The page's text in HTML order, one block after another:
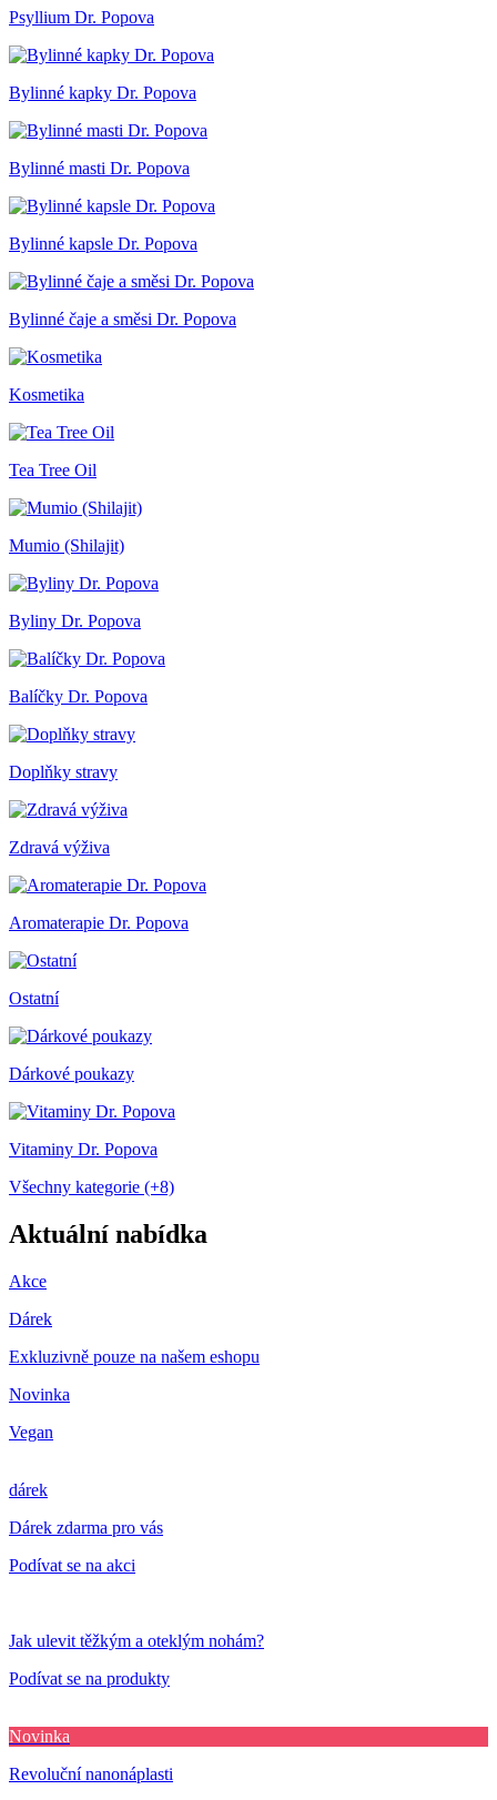
Psyllium Dr. Popova
Bylinné kapky Dr. Popova
Bylinné masti Dr. Popova
Bylinné kapsle Dr. Popova
Bylinné čaje a směsi Dr. Popova
Kosmetika
Tea Tree Oil
Mumio (Shilajit)
Byliny Dr. Popova
Balíčky Dr. Popova
Doplňky stravy
Zdravá výživa
Aromaterapie Dr. Popova
Ostatní
Dárkové poukazy
Vitaminy Dr. Popova
Všechny kategorie (+8)
Aktuální nabídka
Akce
Dárek
Exkluzivně pouze na našem eshopu
Novinka
Vegan
dárek
Dárek zdarma pro vás
Podívat se na akci
Jak ulevit těžkým a oteklým nohám?
Podívat se na produkty
Novinka
Revoluční nanonáplasti